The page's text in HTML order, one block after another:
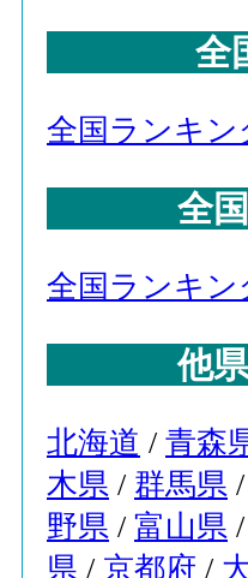
全
全国ランキン
全
全国ランキン
他
北海道 / 青森
木県 / 群馬県 /
野県 / 富山県 /
県 / 京都府 /